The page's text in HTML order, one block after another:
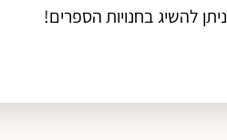
ניתן להשיג בחנויות הספרים!